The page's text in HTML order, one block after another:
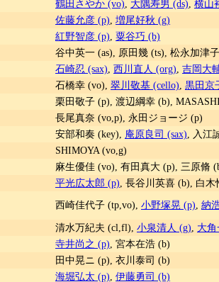
鶴田さやか (vo) 大隅寿男 (ds) 横山
佐藤允彦 (p) 増尾好秋 (g)
紅野智彦 (p) 粟谷巧 (b)
谷中英一 (as), 原田幾 (ts), 松永加津
石崎忍 (sax) 西川直人 (org) 吉岡大
石橋幸 (vo), 翠川敬基 (cello) 黒田京
栗田敬子 (p), 渡辺綱幸 (b),
長尾真奈 (vo,p), 永田ジョージ (p)
安部和奏 (key), 庵原良司 (sax) , 入
SHIMOYA (vo,g)
麻生優佳 (vo), 有田真大 (p), 三原脩
平光広太郎 (p) , 長谷川英喜 (b), 白木
西崎佳代子 (tp,vo), 小野塚晃 (p) 納
清水万紀夫 (cl,fl), 小泉清人 (g) 大
寺井尚之 (p) , 宮本在浩 (b)
田中晃ニ (p), 衣川泰司 (b)
海堀弘太 (p) 伊藤勇司 (b)